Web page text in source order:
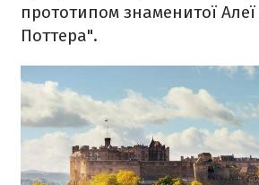
прототипом знаменитої Алеї
Поттера".